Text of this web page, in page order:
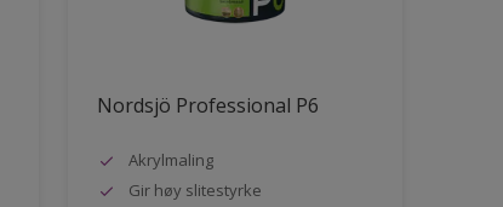
Nordsjö Professional P6
Akrylmaling
Gir høy slitestyrke